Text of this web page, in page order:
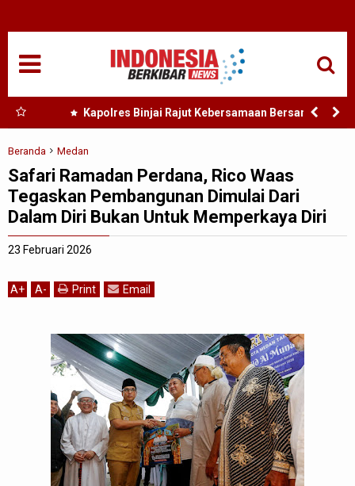
Kapolres Binjai Rajut Kebersamaan Bersama
Komunitas Ojek Online Kota Binjai
Beranda Medan
Safari Ramadan Perdana, Rico Waas
Tegaskan Pembangunan Dimulai Dari
Dalam Diri Bukan Untuk Memperkaya Diri
23 Februari 2026
A+ A- Print Email
NASIONAL
SUMUT
TANJUNGBALAI
ACEH
EDUKASI
ADVETORIAL
REDAKSI